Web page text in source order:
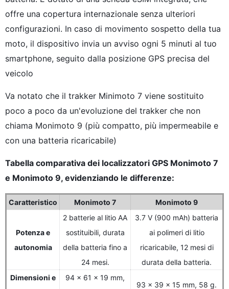
offre una copertura internazionale senza ulteriori
configurazioni. In caso di movimento sospetto della tua
moto, il dispositivo invia un avviso ogni 5 minuti al tuo
smartphone, seguito dalla posizione GPS precisa del
veicolo
Va notato che il trakker Minimoto 7 viene sostituito
poco a poco da un'evoluzione del trakker che non
chiama Monimoto 9 (più compatto, più impermeabile e
con una batteria ricaricabile)
Tabella comparativa dei localizzatori GPS Monimoto 7
e Monimoto 9, evidenziando le differenze:
Caratteristico Monimoto 7 Monimoto 9
Potenza e
autonomia
2 batterie al litio AA
sostituibili, durata
della batteria fino a
24 mesi.
3.7 V (900 mAh) batteria
ai polimeri di litio
ricaricabile, 12 mesi di
durata della batteria.
Dimensioni e
94 x 61 x 19 mm,
93 x 39 x 15 mm, 58 g.